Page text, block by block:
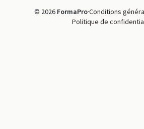
© 2026 FormaPro·Conditions
Politique de